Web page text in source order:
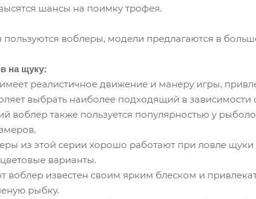
шансы на поимку трофея.
воблеры, модели предлагаются в
на щуку:
имеет реалистичное движение и манеру игры,
выбрать наиболее подходящий в зависимости
воблер также пользуется популярностью у
из этой серии хорошо работают при ловле
варианты.
воблер известен своим ярким блеском и
рыбку.